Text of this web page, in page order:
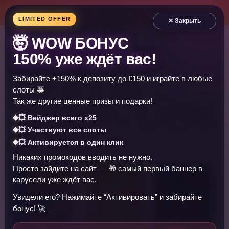
LIMITED OFFER ✕ Закрыть
🤯 WOW БОНУС
150% уже ждёт вас!
Забирайте +150% к депозиту до €150 и играйте в любые
слоты 🎰
Так же другие ценные призы и подарки!
💥 Вейджер всего x25
💥 Участвуют все слоты
💥 Активируется в один клик
Никаких промокодов вводить не нужно.
Просто зайдите на сайт — 🎁 самый первый баннер в
карусели уже ждёт вас.
Увидели его? Нажимайте “Активировать” и забирайте
бонус! 🚀
Онлайн игры
Привет, рады видеть тебя на портале Мультоигры! У нас
есть любые онлайн игры: бродилки и одевалки, гонки и
стрелялки, кликеры и квесты, логические и развивающие,
для одного игрока и для двоих. А еще - красочные игры с
персонажами любимых мультиков и фильмов: Черепашки
Ниндзя и Человек Паук, Пони и Винкс, Наруто, Том и
Джерри, Трансформеры и многие другие ждут тебя чтобы
поиграть и повеселиться!